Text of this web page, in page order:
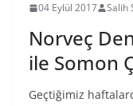
04 Eylül 2017 Salih
Norveç
ile Somon
Geçtiğimiz